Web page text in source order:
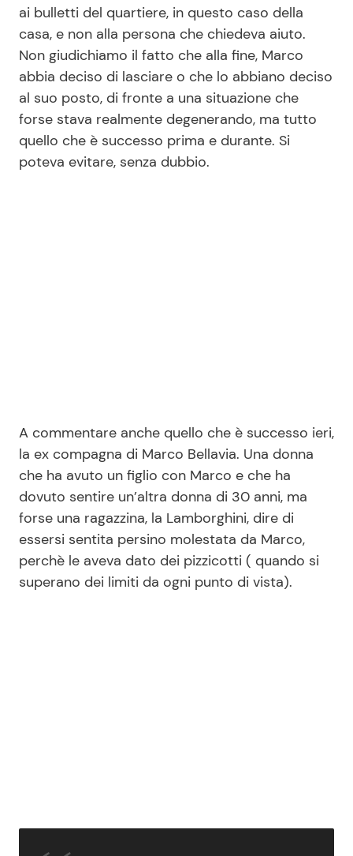
Redazione
Contattaci
Pubblicità
Privacy Policy
ai bulletti del quartiere, in questo caso della
casa, e non alla persona che chiedeva aiuto.
Non giudichiamo il fatto che alla fine, Marco
abbia deciso di lasciare o che lo abbiano deciso
al suo posto, di fronte a una situazione che
forse stava realmente degenerando, ma tutto
quello che è successo prima e durante. Si
poteva evitare, senza dubbio.
A commentare anche quello che è successo ieri,
la ex compagna di Marco Bellavia. Una donna
che ha avuto un figlio con Marco e che ha
dovuto sentire un’altra donna di 30 anni, ma
forse una ragazzina, la Lamborghini, dire di
essersi sentita persino molestata da Marco,
perchè le aveva dato dei pizzicotti ( quando si
superano dei limiti da ogni punto di vista).